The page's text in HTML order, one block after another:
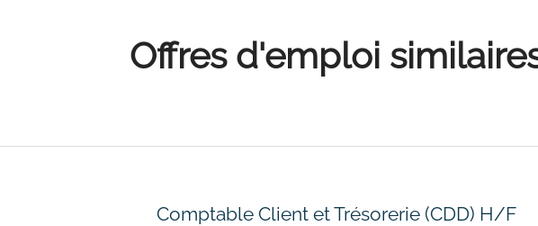
Offres d'emploi
Comptable Client et Trésorerie (CDD) H/F